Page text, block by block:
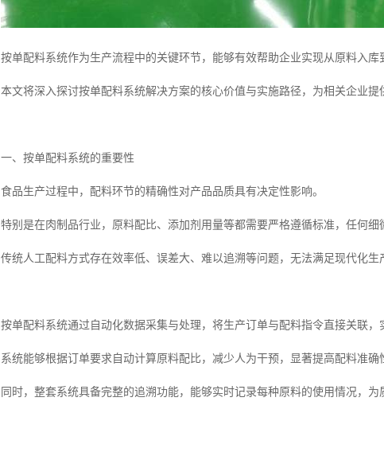
按单配料系统作为生产流程中的关键环节，能够有效帮助企业实现从原料入库
本文将深入探讨按单配料系统解决方案的核心价值与实施路径，为相关企业提
一、按单配料系统的重要性
食品生产过程中，配料环节的精确性对产品品质具有决定性影响。
特别是在肉制品行业，原料配比、添加剂用量等都需要严格遵循标准，任何细
传统人工配料方式存在效率低、误差大、难以追溯等问题，无法满足现代化生
按单配料系统通过自动化数据采集与处理，将生产订单与配料指令直接关联，
系统能够根据订单要求自动计算原料配比，减少人为干预，显著提高配料准确
同时，整套系统具备完整的追溯功能，能够实时记录每种原料的使用情况，为